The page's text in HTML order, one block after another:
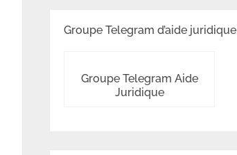
Groupe Telegram d’aide juridique
Groupe Telegram Aide
Juridique